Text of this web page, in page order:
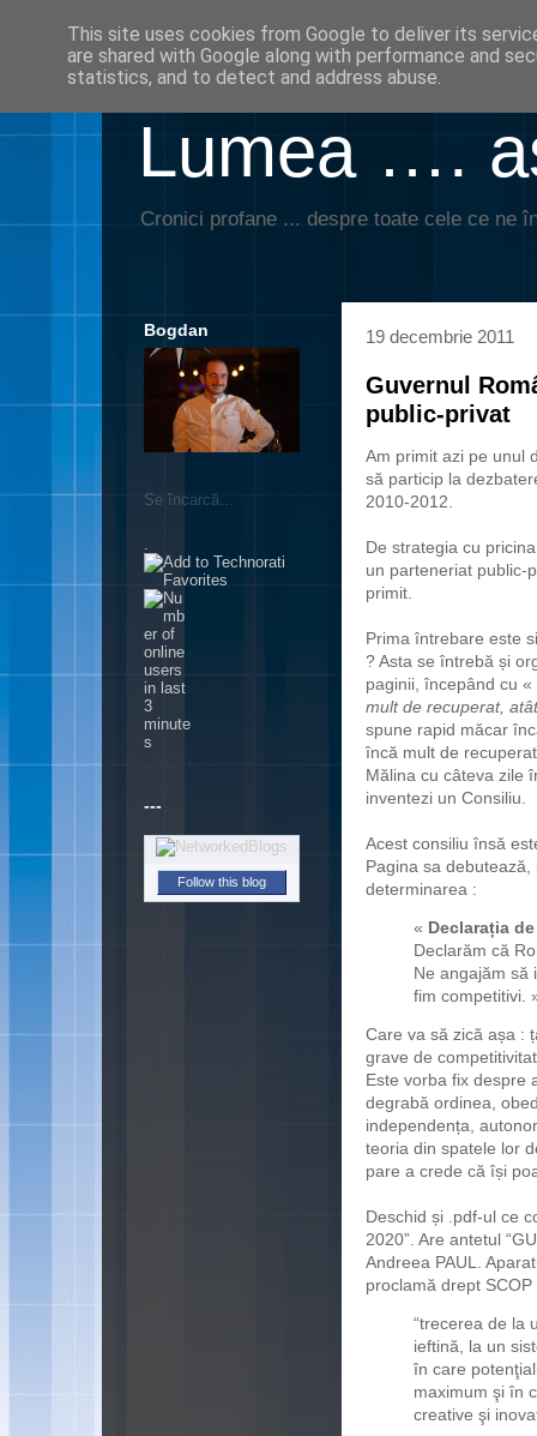
Lumea ….
Cronici profane ... despre toate cele ce ne
19 decembrie 2011
Guvernul
public-privat
Am primit azi pe unul
să particip la
2010-2012.
De strategia cu
un parteneriat public-
primit.
Prima întrebare este
? Asta se întrebă și
paginii, începând cu «
mult de recuperat,
spune rapid măcar
încă mult de
Mălina cu câteva zile
inventezi un Consiliu.
Acest consiliu însă
Pagina sa
determinarea :
« Declarația
Declarăm că
Ne angajăm să
fim competitivi.
Care va să zică așa :
grave de
Este vorba fix despre
degrabă ordinea,
independența,
teoria din spatele lor
pare a crede că își
Deschid și .pdf-ul ce
2020”. Are antetul
Andreea PAUL.
proclamă drept
“trecerea de la
ieftină, la un
în care
maximum şi în
creative şi
Bogdan
Se încarcă...
.
---
Follow this blog
This site uses cookies from Google to deliver its
are shared with Google along with performance and
statistics, and to detect and address abuse.